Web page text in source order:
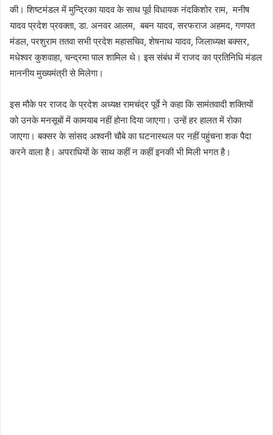
की। शिष्टमंडल में मुन्द्रिका यादव के साथ पूर्व विधायक नंदकिशोर राम, मनीष
यादव प्रदेश प्रवक्ता, डा. अनवर आलम, बबन यादव, सरफराज अहमद, गणपत
मंडल, परशुराम ततवा सभी प्रदेश महासचिव, शेषनाथ यादव, जिलाध्यक्ष बक्सर,
मधेश्वर कुशवाहा, चन्द्रमा पाल शामिल थे। इस संबंध में राजद का प्रतिनिधि मंडल
माननीय मुख्यमंत्री से मिलेगा।
इस मौके पर राजद के प्रदेश अध्यक्ष रामचंद्र पूर्वे ने कहा कि सामंतवादी शक्तियों
को उनके मनसूबों में कामयाब नहीं होना दिया जाएगा। उन्हें हर हालत में रोका
जाएगा। बक्सर के सांसद अश्वनी चौबे का घटनास्थल पर नहीं पहुंचना शक पैदा
करने वाला है। अपराधियों के साथ कहीं न कहीं इनकी भी मिली भगत है।